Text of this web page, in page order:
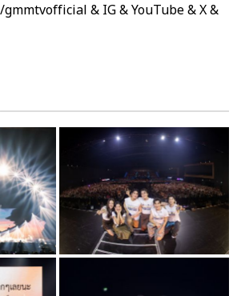
& IG & YouTube & X &